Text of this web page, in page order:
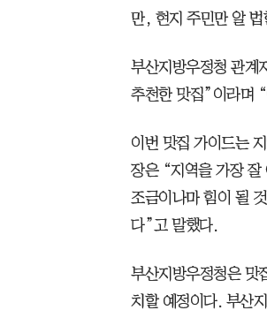
만, 현지 주민만 알 법
부산지방우정청 관계
추천한 맛집”이라며
이번 맛집 가이드는
장은 “지역을 가장 잘
조금이나마 힘이 될
다”고 말했다.
부산지방우정청은 맛
치할 예정이다. 부산